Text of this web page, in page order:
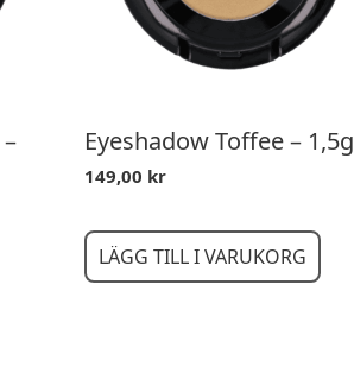
Eyeshadow Toffee – 1,5g
149,00 kr
LÄGG TILL I VARUKORG